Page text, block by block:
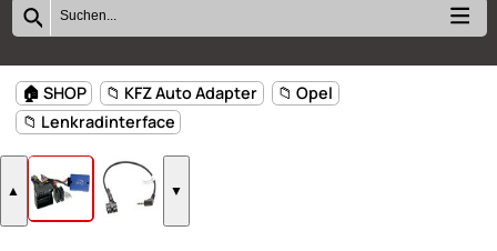
🏠 SHOP 📁 KFZ Auto Adapter
📁 Lenkradinterface
▲ ▼